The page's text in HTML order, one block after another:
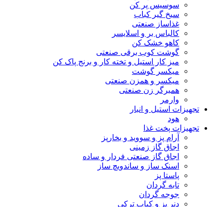
سوسیس پر کن
سیخ گیر کباب
غذاساز صنعتی
کالباس بر و اسلایسر
کاهو خشک کن
گوشت کوب برقی صنعتی
میز کار استیل و تخته کار و برنج پاک کن
میکسر گوشت
میکسر و همزن صنعتی
همبرگر زن صنعتی
وارمر
تجهیزات استیل و انبار
هود
تجهیزات پخت غذا
آرام پز و سووید و بخارپز
اجاق گاز زمینی
اجاق گاز صنعتی فردار و ساده
اسنک ساز و ساندویچ ساز
پاستا پز
تابه گردان
جوجه گردان
دنر پز و کباب ترکی